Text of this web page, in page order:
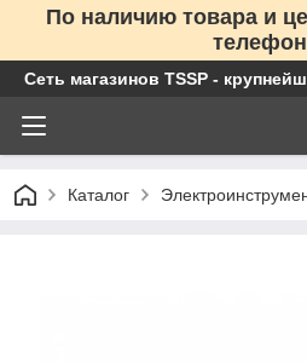
По наличию товара и
Сеть магазинов TSSP -
Каталог